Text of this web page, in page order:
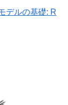
デルの基礎: R